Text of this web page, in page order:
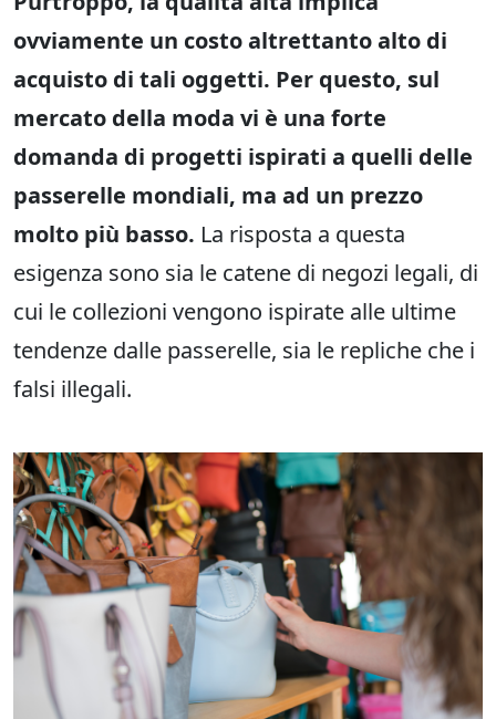
ovviamente un costo altrettanto alto di
acquisto di tali oggetti. Per questo, sul
mercato della moda vi è una forte
domanda di progetti ispirati a quelli delle
passerelle mondiali, ma ad un prezzo
molto più basso. La risposta a questa
esigenza sono sia le catene di negozi legali, di
cui le collezioni vengono ispirate alle ultime
tendenze dalle passerelle, sia le repliche che i
falsi illegali.